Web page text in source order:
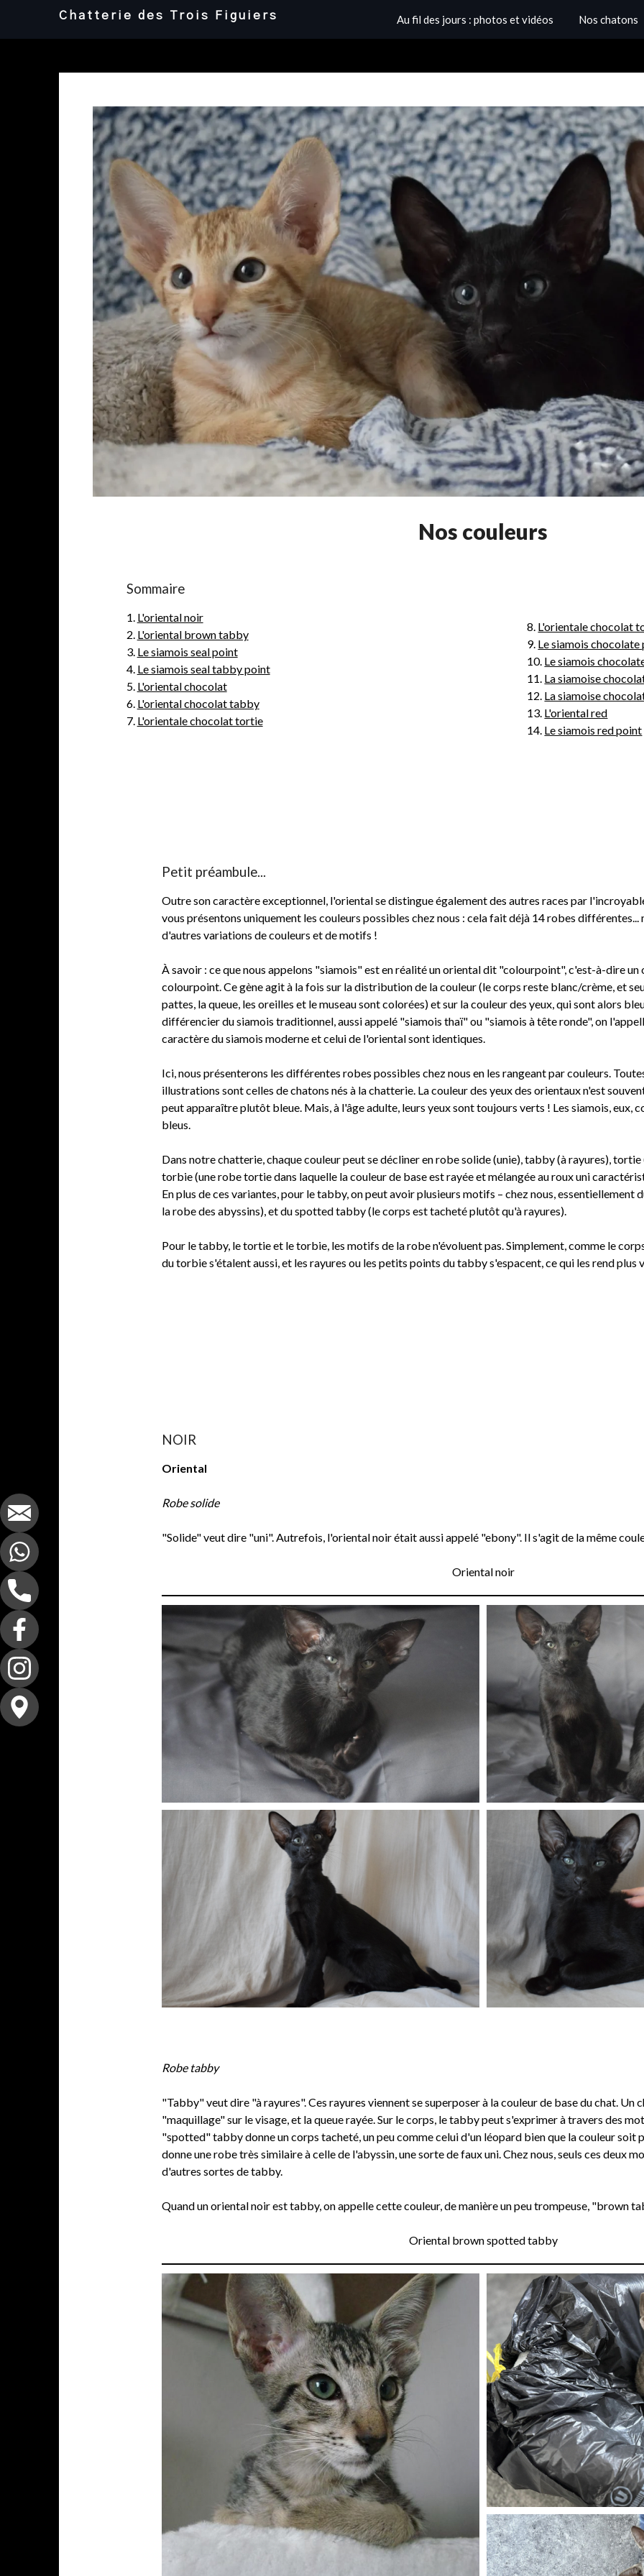
Chatterie des Trois Figuiers Au fil des jours : photos et vidéos Nos chatons
Nos couleurs
Sommaire
1. L'oriental noir
2. L'oriental brown tabby
3. Le siamois seal point
4. Le siamois seal tabby point
5. L'oriental chocolat
6. L'oriental chocolat tabby
7. L'orientale chocolat tortie
8. L'orientale chocolat
9. Le siamois chocolate
10. Le siamois
11. La siamoise
12. La siamoise
13. L'oriental red
14. Le siamois red point
Petit préambule...
Outre son caractère exceptionnel, l'oriental se distingue également des autres races par
vous présentons uniquement les couleurs possibles chez nous : cela fait déjà 14 robes différentes...
d'autres variations de couleurs et de motifs !
À savoir : ce que nous appelons "siamois" est en réalité un oriental dit "colourpoint", c'est-à-dire un
colourpoint. Ce gène agit à la fois sur la distribution de la couleur (le corps reste blanc/crème, et
pattes, la queue, les oreilles et le museau sont colorées) et sur la couleur des yeux, qui sont alors
différencier du siamois traditionnel, aussi appelé "siamois thaï" ou "siamois à tête ronde", on
caractère du siamois moderne et celui de l'oriental sont identiques.
Ici, nous présenterons les différentes robes possibles chez nous en les rangeant par couleurs.
illustrations sont celles de chatons nés à la chatterie. La couleur des yeux des orientaux n'est
peut apparaître plutôt bleue. Mais, à l'âge adulte, leurs yeux sont toujours verts ! Les siamois, eux,
bleus.
Dans notre chatterie, chaque couleur peut se décliner en robe solide (unie), tabby (à rayures),
torbie (une robe tortie dans laquelle la couleur de base est rayée et mélangée au roux uni
En plus de ces variantes, pour le tabby, on peut avoir plusieurs motifs – chez nous,
la robe des abyssins), et du spotted tabby (le corps est tacheté plutôt qu'à rayures).
Pour le tabby, le tortie et le torbie, les motifs de la robe n'évoluent pas. Simplement, comme le
du torbie s'étalent aussi, et les rayures ou les petits points du tabby s'espacent, ce qui les rend plus
NOIR
Oriental
Robe solide
"Solide" veut dire "uni". Autrefois, l'oriental noir était aussi appelé "ebony". Il s'agit de la même
Oriental noir
Robe tabby
"Tabby" veut dire "à rayures". Ces rayures viennent se superposer à la couleur de base du chat. Un
"maquillage" sur le visage, et la queue rayée. Sur le corps, le tabby peut s'exprimer à travers des
"spotted" tabby donne un corps tacheté, un peu comme celui d'un léopard bien que la couleur
donne une robe très similaire à celle de l'abyssin, une sorte de faux uni. Chez nous, seuls ces deux
d'autres sortes de tabby.
Quand un oriental noir est tabby, on appelle cette couleur, de manière un peu trompeuse, "brown
Oriental brown spotted tabby